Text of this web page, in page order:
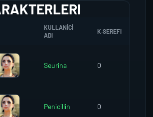
KULLANICI
ADI
K.SEREFI
Seurina 0
Penicillin 0